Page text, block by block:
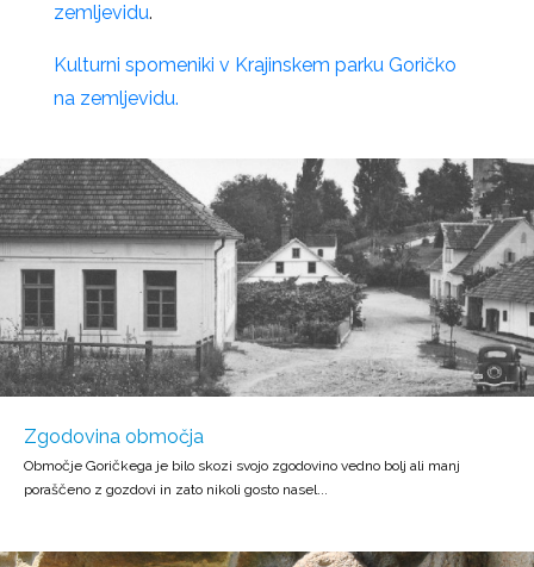
zemljevidu.
Kulturni spomeniki v Krajinskem parku Goričko
na zemljevidu.
Zgodovina območja
Območje Goričkega je bilo skozi svojo zgodovino vedno bolj ali manj
poraščeno z gozdovi in zato nikoli gosto nasel...